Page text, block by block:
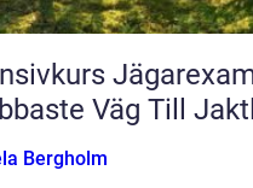
Väg Till
Bergholm